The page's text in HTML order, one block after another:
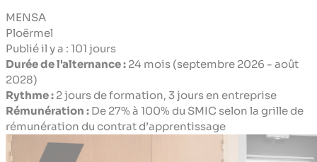
MENSA
Ploërmel
Publié il y a : 101 jours
Durée de l'alternance : 24 mois (septembre 2026 - août
2028)
Rythme : 2 jours de formation, 3 jours en entreprise
Rémunération : De 27% à 100% du SMIC selon la grille de
rémunération du contrat d’apprentissage